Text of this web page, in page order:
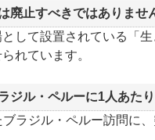
廃止すべきではありませ
して設置されている「
れています。
ジル・ペルーに1人あた
ラジル・ペルー訪問に